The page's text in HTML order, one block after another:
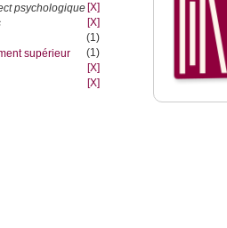
psychologique [X]
[X]
(1)
supérieur
(1)
[X]
[X]